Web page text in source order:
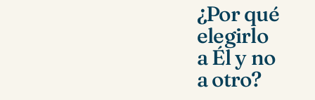
¿Por qué
elegirlo
a Él y no
a otro?